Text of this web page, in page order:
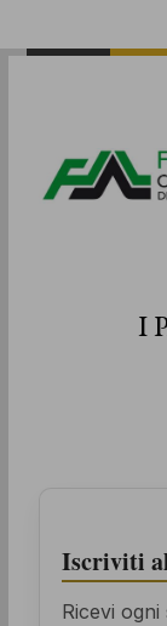
I
Iscriviti
Ricevi